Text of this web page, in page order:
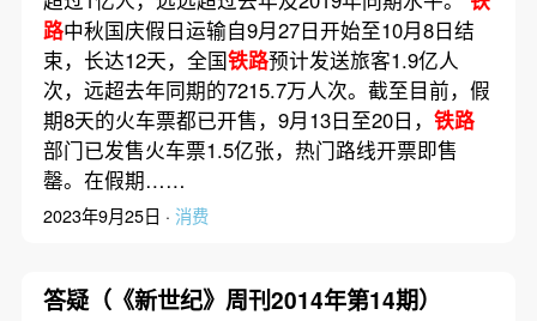
路中秋国庆假日运输自9月27日开始至10月8日结
束，长达12天，全国铁路预计发送旅客1.9亿人
次，远超去年同期的7215.7万人次。截至目前，假
期8天的火车票都已开售，9月13日至20日， 铁路
部门已发售火车票1.5亿张，热门路线开票即售
罄。在假期……
2023年9月25日 · 消费
答疑（《新世纪》周刊2014年第14期）